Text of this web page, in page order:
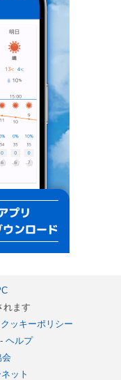
れます
クッキーポリシー
ヘルプ
会
ット